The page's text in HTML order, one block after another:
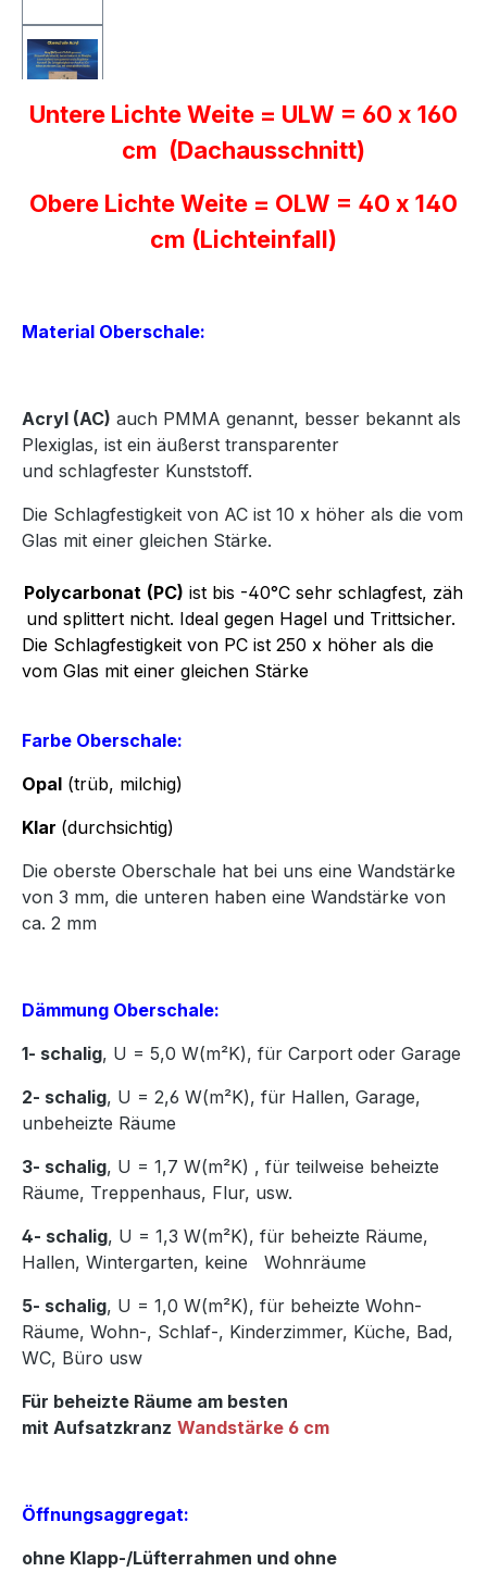
Untere Lichte Weite = ULW = 60 x 160
cm (Dachausschnitt)
Obere Lichte Weite = OLW = 40 x 140
cm (Lichteinfall)
Material Oberschale:
Acryl (AC) auch PMMA genannt, besser bekannt als
Plexiglas, ist ein äußerst transparenter
und schlagfester Kunststoff.
Die Schlagfestigkeit von AC ist 10 x höher als die vom
Glas mit einer gleichen Stärke.
Polycarbonat (PC) ist bis -40°C sehr schlagfest, zäh
und splittert nicht. Ideal gegen Hagel und Trittsicher.
Die Schlagfestigkeit von PC ist 250 x höher als die
vom Glas mit einer gleichen Stärke
Farbe Oberschale:
Opal (trüb, milchig)
Klar (durchsichtig)
Die oberste Oberschale hat bei uns eine Wandstärke
von 3 mm, die unteren haben eine Wandstärke von
ca. 2 mm
Dämmung Oberschale:
1- schalig, U = 5,0 W(m²K), für Carport oder Garage
2- schalig, U = 2,6 W(m²K), für Hallen, Garage,
unbeheizte Räume
3- schalig, U = 1,7 W(m²K) , für teilweise beheizte
Räume, Treppenhaus, Flur, usw.
4- schalig, U = 1,3 W(m²K), für beheizte Räume,
Hallen, Wintergarten, keine Wohnräume
5- schalig, U = 1,0 W(m²K), für beheizte Wohn-
Räume, Wohn-, Schlaf-, Kinderzimmer, Küche, Bad,
WC, Büro usw
Für beheizte Räume am besten
mit Aufsatzkranz Wandstärke 6 cm
Öffnungsaggregat:
ohne Klapp-/Lüfterrahmen und ohne